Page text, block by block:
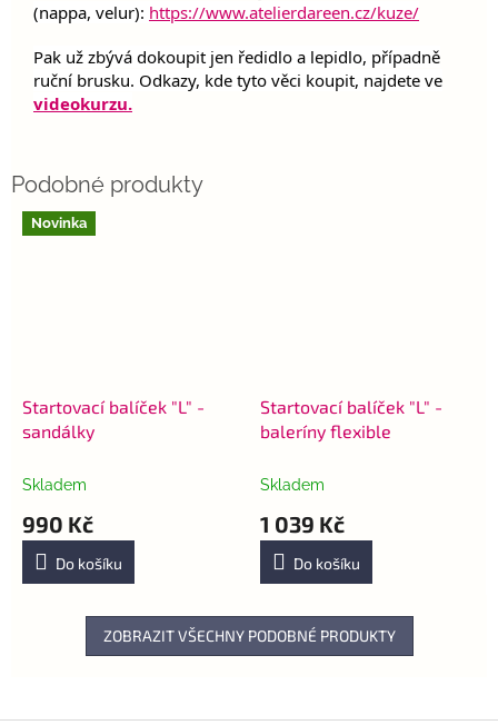
(nappa, velur): https://www.atelierdareen.cz/kuze/
Pak už zbývá dokoupit jen ředidlo a lepidlo, případně
ruční brusku. Odkazy, kde tyto věci koupit, najdete ve
videokurzu.
Novinka
Startovací balíček "L" -
sandálky
Skladem
990 Kč
Do košíku
Startovací balíček "L" -
baleríny flexible
Skladem
1 039 Kč
Do košíku
ZOBRAZIT VŠECHNY PODOBNÉ PRODUKTY